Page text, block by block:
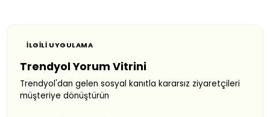
İLGILI UYGULAMA
Trendyol Yorum Vitrini
Trendyol'dan gelen sosyal kanıtla kararsız ziyaretçileri
müşteriye dönüştürün